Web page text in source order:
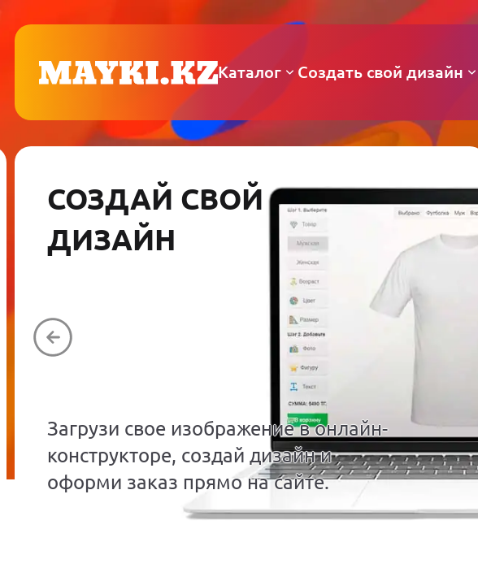
Каталог Создать свой дизайн
СОЗДАЙ СВОЙ
ДИЗАЙН
Загрузи свое изображение в онлайн-
конструкторе, создай дизайн и
оформи заказ прямо на сайте.